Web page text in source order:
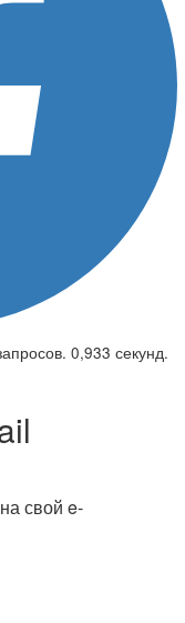
0,933 секунд.
свой e-